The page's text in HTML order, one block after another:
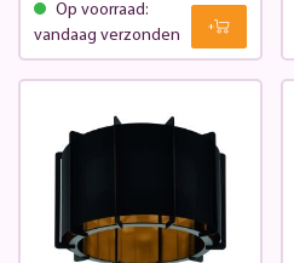
Op voorraad:
vandaag verzonden